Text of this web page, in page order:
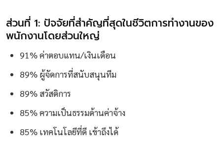
ส่วนที่ 1: ปัจจัยที่สำคัญที่สุดในชีวิตการทำงานของ
พนักงานโดยส่วนใหญ่
91% ค่าตอบแทน/เงินเดือน
89% ผู้จัดการที่สนับสนุนทีม
89% สวัสดิการ
85% ความเป็นธรรมด้านค่าจ้าง
85% เทคโนโลยีที่ดี เข้าถึงได้